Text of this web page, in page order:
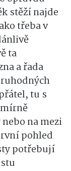
stěží najde
třeba v
ta
a řada
tu s
na mezi
pohled
potřebují